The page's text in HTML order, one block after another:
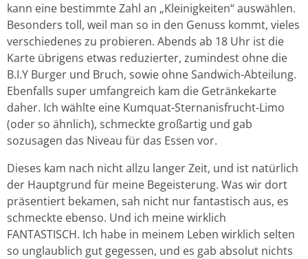
kann eine bestimmte Zahl an „Kleinigkeiten“ auswählen.
Besonders toll, weil man so in den Genuss kommt, vieles
verschiedenes zu probieren. Abends ab 18 Uhr ist die
Karte übrigens etwas reduzierter, zumindest ohne die
B.I.Y Burger und Bruch, sowie ohne Sandwich-Abteilung.
Ebenfalls super umfangreich kam die Getränkekarte
daher. Ich wählte eine Kumquat-Sternanisfrucht-Limo
(oder so ähnlich), schmeckte großartig und gab
sozusagen das Niveau für das Essen vor.
Dieses kam nach nicht allzu langer Zeit, und ist natürlich
der Hauptgrund für meine Begeisterung. Was wir dort
präsentiert bekamen, sah nicht nur fantastisch aus, es
schmeckte ebenso. Und ich meine wirklich
FANTASTISCH. Ich habe in meinem Leben wirklich selten
so unglaublich gut gegessen, und es gab absolut nichts